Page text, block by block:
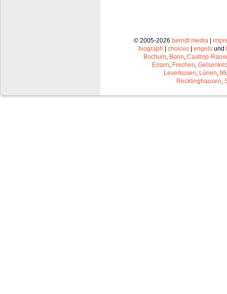
© 2005-2026 berndt media|
biograph
choices engels und
Bochum, Bonn, Castrop-
Essen, Frechen,
Leverkusen, Lünen,
Recklinghausen,